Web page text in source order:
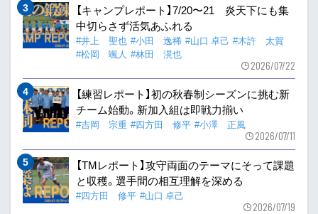
【キャンプレポート】7/20〜21 炎天下にも集
中切らさず活気あふれる
#井上 聖也 #小田 逸稀 #山口 卓己 #木許 太賀
#松岡 颯人 #林田 滉也
2026/07/22
【練習レポート】初の秋春制シーズンに挑む新
チーム始動。新加入組は即戦力揃い
#吉岡 宗重 #四方田 修平 #小澤 正風
2026/07/11
【TMレポート】攻守両面のテーマにそって課題
と収穫。選手間の相互理解を深める
#四方田 修平 #山口 卓己
2026/07/19